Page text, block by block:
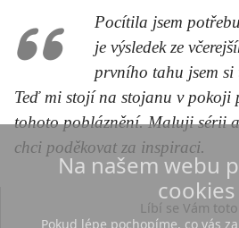
Pocítila jsem
je výsledek ze
prvního tahu jsem si
Teď mi stojí na stojanu v pokoji
tohoto pobláznění. Maluji sérii
chci poděkovat za inspiraci.
Líbí se Vám
Na našem webu
cookies
Pokud lépe pochopíme, co vás